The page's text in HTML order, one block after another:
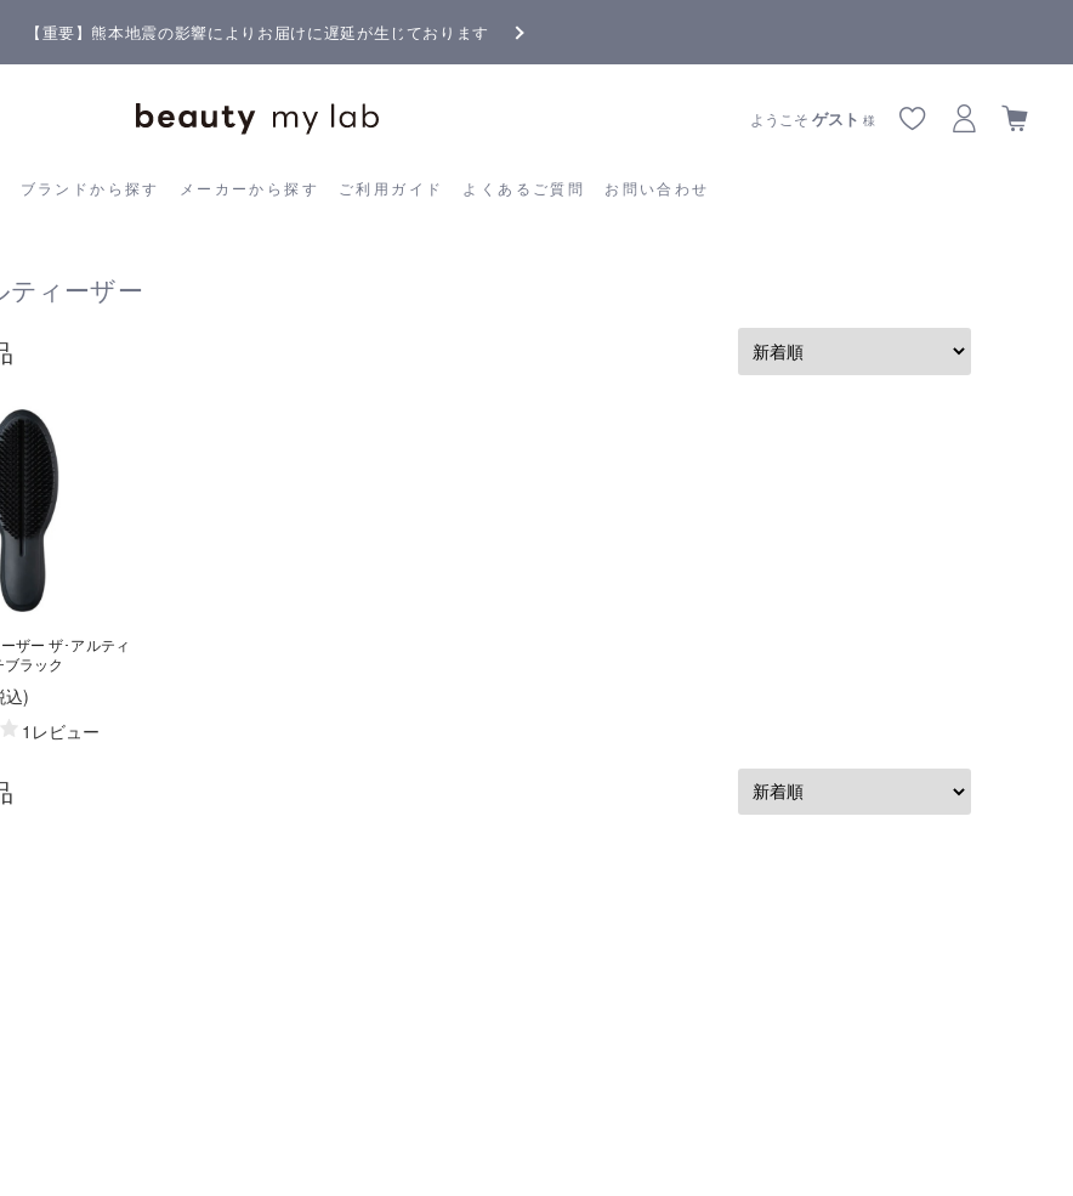
【重要】熊本地震の影響によりお届けに遅延が生じております
ブランドから探す メーカーから探す ご利用ガイド よくあるご質問 お問い合わせ
ようこそゲスト 様
す ブランドから探す メーカーから探す ご利用ガイド よくあるご質問
ティーザー
ザー ザ･アルティ
ブラック
込)
1レビュー